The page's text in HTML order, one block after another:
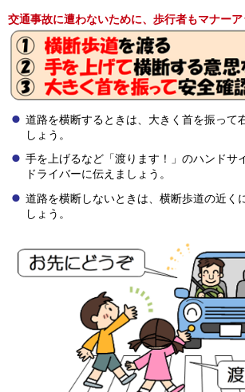
交通事故に遭わないために、歩行者もマナーア
道路を横断するときは、大きく首を振って
しょう。
手を上げるなど「渡ります！」のハンドサ
ドライバーに伝えましょう。
道路を横断しないときは、横断歩道の近く
しょう。